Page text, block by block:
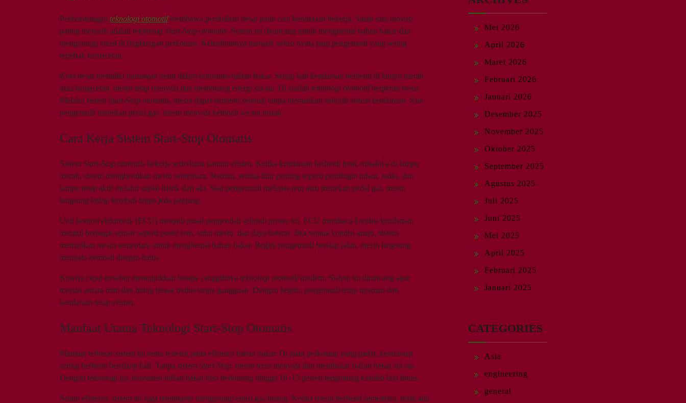
Perkembangan teknologi otomotifmembawa perubahan besar pada cara kendaraan bekerja. Salah satu inovasi
paling menarik adalah teknologi Start-Stop otomatis. Sistem ini dirancang untuk menghemat bahan bakar dan
mengurangi emisi di lingkungan perkotaan. Kehadirannya menjadi solusi nyata bagi pengemudi yang sering
terjebak kemacetan.
Kota besar memiliki tantangan berat dalam konsumsi bahan bakar. Setiap kali kendaraan berhenti di lampu merah
atau kemacetan, mesin tetap menyala dan membuang energi sia-sia. Di sinilah teknologi otomotifberperan besar.
Melalui sistem Start-Stop otomatis, mesin dapat berhenti sejenak tanpa mematikan seluruh sistem kendaraan. Saat
pengemudi menekan pedal gas, mesin menyala kembali secara instan.
Cara Kerja Sistem Start-Stop Otomatis
Sistem Start-Stop otomatis bekerja sederhana namun efisien. Ketika kendaraan berhenti total, misalnya di lampu
merah, sistem menghentikan mesin sementara. Namun, semua fitur penting seperti pendingin udara, radio, dan
lampu tetap aktif melalui suplai listrik dari aki. Saat pengemudi melepas rem atau menekan pedal gas, mesin
langsung hidup kembali tanpa jeda panjang.
Unit kontrol elektronik (ECU) menjadi pusat pengendali seluruh proses ini. ECU membaca kondisi kendaraan
melalui berbagai sensor seperti posisi rem, suhu mesin, dan daya baterai. Jika semua kondisi aman, sistem
mematikan mesin sementara untuk menghemat bahan bakar. Begitu pengemudi bersiap jalan, mesin langsung
menyala kembali dengan halus.
Kinerja cepat tersebut menunjukkan betapa canggihnya teknologi otomotifmodern. Sistem ini dirancang agar
transisi antara mati dan hidup terasa mulus tanpa gangguan. Dengan begitu, pengemudi tetap nyaman dan
kendaraan tetap efisien.
Manfaat Utama Teknologi Start-Stop Otomatis
Manfaat terbesar sistem ini tentu terletak pada efisiensi bahan bakar. Di jalan perkotaan yang padat, kendaraan
sering berhenti berulang kali. Tanpa sistem Start-Stop, mesin terus menyala dan membakar bahan bakar sia-sia.
Dengan teknologi ini, konsumsi bahan bakar bisa berkurang hingga 10–15 persen tergantung kondisi lalu lintas.
Selain efisiensi, sistem ini juga membantu mengurangi emisi gas buang. Ketika mesin berhenti sementara, tidak ada
Mei 2026
April 2026
Maret 2026
Februari 2026
Januari 2026
Desember 2025
November 2025
Oktober 2025
September 2025
Agustus 2025
Juli 2025
Juni 2025
Mei 2025
April 2025
Februari 2025
Januari 2025
CATEGORIES
Asia
engineering
general